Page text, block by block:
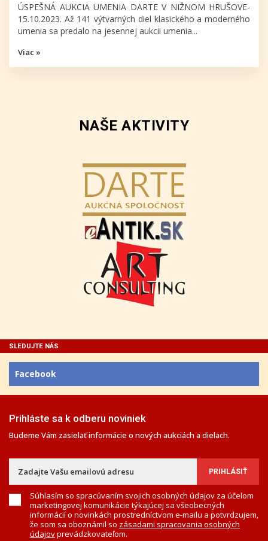
ÚSPEŠNÁ AUKCIA UMENIA DARTE V NIŽNOM HRUŠOVE-
15.10.2023. Až 141 výtvarných diel klasického a moderného
umenia sa predalo na jesennej aukcii umenia...
Viac »
NAŠE AKTIVITY
SLEDUJTE NÁS
Facebook
Prihláste sa k odberu noviniek
Budeme Vám zasielať informácie o nových aukciách a dielach.
Súhlasím so spracúvaním svojich osobných údajov za účelom
marketingovej komunikácie týkajúcej sa všeobecných
informácií o novinkách prostredníctvom e-mailu a potvrdzujem,
že som sa oboznámil so zásadami spracovania osobných
údajovprevádzkovateľom.